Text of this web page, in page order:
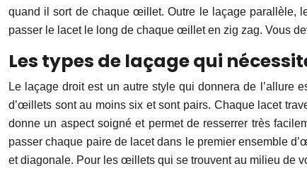
quand il sort de chaque œillet. Outre le laçage parallèle,
passer le lacet le long de chaque œillet en zig zag. Vous
Les types de laçage qui
Le laçage droit est un autre style qui donnera de l’allure
d’œillets sont au moins six et sont pairs. Chaque lacet
donne un aspect soigné et permet de resserrer très
passer chaque paire de lacet dans le premier ensemble
et diagonale. Pour les œillets qui se trouvent au milieu de